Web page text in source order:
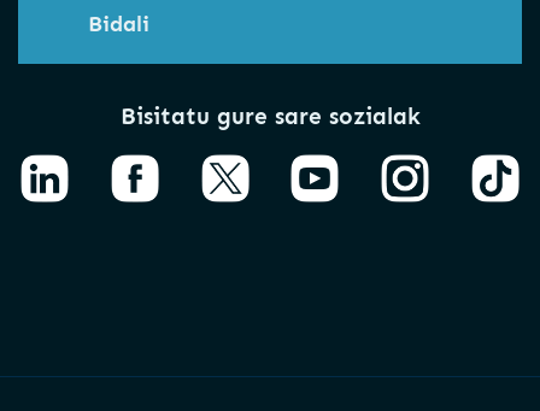
Bidali
Bisitatu gure sare sozialak